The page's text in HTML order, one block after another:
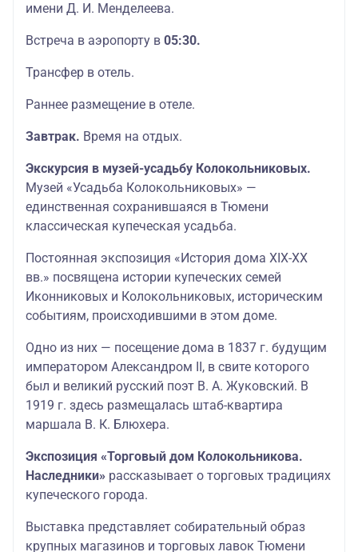
имени Д. И. Менделеева.
Встреча в аэропорту в 05:30.
Трансфер в отель.
Раннее размещение в отеле.
Завтрак. Время на отдых.
Экскурсия в музей-усадьбу Колокольниковых.
Музей «Усадьба Колокольниковых» —
единственная сохранившаяся в Тюмени
классическая купеческая усадьба.
Постоянная экспозиция «История дома XIX-XX
вв.» посвящена истории купеческих семей
Иконниковых и Колокольниковых, историческим
событиям, происходившими в этом доме.
Одно из них — посещение дома в 1837 г. будущим
императором Александром II, в свите которого
был и великий русский поэт В. А. Жуковский. В
1919 г. здесь размещалась штаб-квартира
маршала В. К. Блюхера.
Экспозиция «Торговый дом Колокольникова.
Наследники» рассказывает о торговых традициях
купеческого города.
Выставка представляет собирательный образ
крупных магазинов и торговых лавок Тюмени